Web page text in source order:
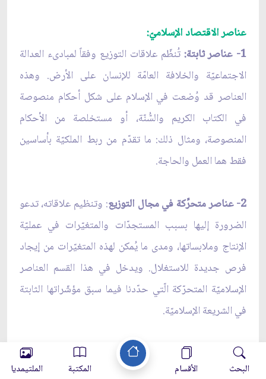
عناصر الاقتصاد الإسلاميّ:
1- عناصر ثابتة:
تُنظّم علاقات التوزيع وفقاً لمبادى‏ء العدالة
الاجتماعيّة والخلافة العامّة للإنسان على الأرض. وهذه
العناصر قد وُضعت في الإسلام على شكل أحكام منصوصة
في الكتاب الكريم والسُّنّة، أو مستخلصة من الأحكام
المنصوصة، ومثال ذلك: ما تقدّم من ربط الملكيّة بأساسين
فقط هما العمل والحاجة.
2- عناصر متحرِّكة في مجال التوزيع
: وتنظيم علاقاته، تدعو
الضرورة إليها بسبب المستجدّات والمتغيّرات في عمليّة
الإنتاج وملابساتها، ومدى ما يُمكن لهذه المتغيّرات من إيجاد
فرص جديدة للاستغلال. ويدخل في هذا القسم العناصر
الإسلاميّة المتحرّكة الّتي حدّدنا فيما سبق مؤشّراتها الثابتة
في الشريعة الإسلاميّة.
ومثال هذا القسم: تحديد الحاكم الشرعيّ حدّاً أعلى لا يُسمح
بتجاوزه في عمليّة إحياء الأرض أو غيرها من مصادر الثروة
البحث الأقسام المكتبة الملتيمديا